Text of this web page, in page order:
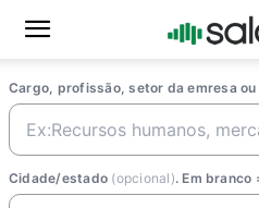
Cargo, profissão, setor da emresa ou
Cidade/estado (opcional). Em branco